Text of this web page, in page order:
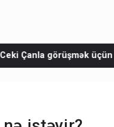
özlərini maşının